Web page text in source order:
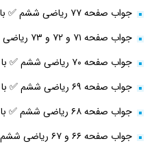
جواب صفحه ۷۷ ریاضی ششم ✅ با توضیح
جواب صفحه ۷۱ و ۷۲ و ۷۳ ریاضی ششم ✅ با توضیح
جواب صفحه ۷۰ ریاضی ششم ✅ با توضیح
جواب صفحه ۶۹ ریاضی ششم ✅ با توضیح
جواب صفحه ۶۸ ریاضی ششم ✅ با توضیح
جواب صفحه ۶۶ و ۶۷ ریاضی ششم ✅ با توضیح